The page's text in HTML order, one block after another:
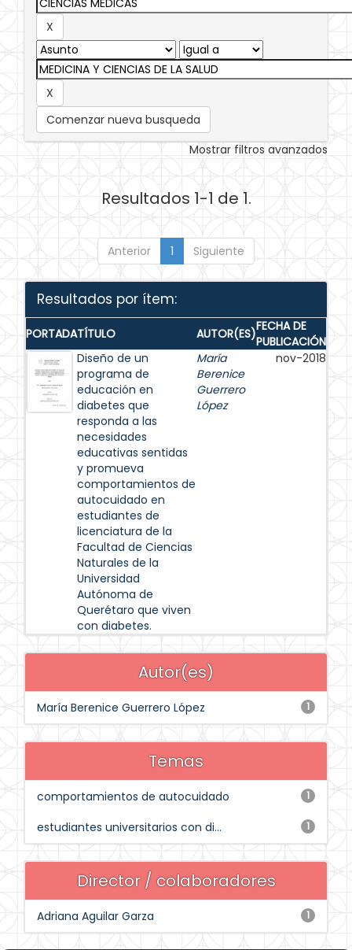
Comenzar nueva busqueda
Mostrar filtros avanzados
Resultados 1-1 de 1.
Anterior 1 Siguiente
Resultados por ítem:
PORTADATÍTULO AUTOR(ES)FECHA DE
PUBLICACIÓN
Diseño de un
programa de
educación en
diabetes que
responda a las
necesidades
educativas sentidas
y promueva
comportamientos de
autocuidado en
estudiantes de
licenciatura de la
Facultad de Ciencias
Naturales de la
Universidad
Autónoma de
Querétaro que viven
con diabetes.
María
Berenice
Guerrero
López
nov-2018
Autor(es)
1
María Berenice Guerrero López
Temas
1
comportamientos de autocuidado
1
estudiantes universitarios con di...
Director / colaboradores
1
Adriana Aguilar Garza